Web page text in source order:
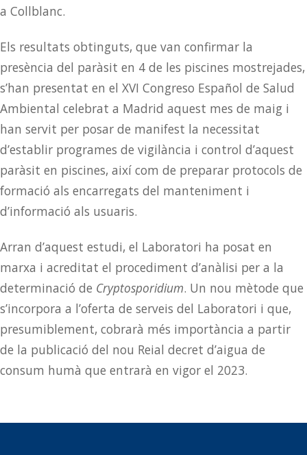
a Collblanc.
Els resultats obtinguts, que van confirmar la
presència del paràsit en 4 de les piscines mostrejades,
s’han presentat en el XVI Congreso Español de Salud
Ambiental celebrat a Madrid aquest mes de maig i
han servit per posar de manifest la necessitat
d’establir programes de vigilància i control d’aquest
paràsit en piscines, així com de preparar protocols de
formació als encarregats del manteniment i
d’informació als usuaris.
Arran d’aquest estudi, el Laboratori ha posat en
marxa i acreditat el procediment d’anàlisi per a la
determinació de Cryptosporidium. Un nou mètode que
s’incorpora a l’oferta de serveis del Laboratori i que,
presumiblement, cobrarà més importància a partir
de la publicació del nou Reial decret d’aigua de
consum humà que entrarà en vigor el 2023.